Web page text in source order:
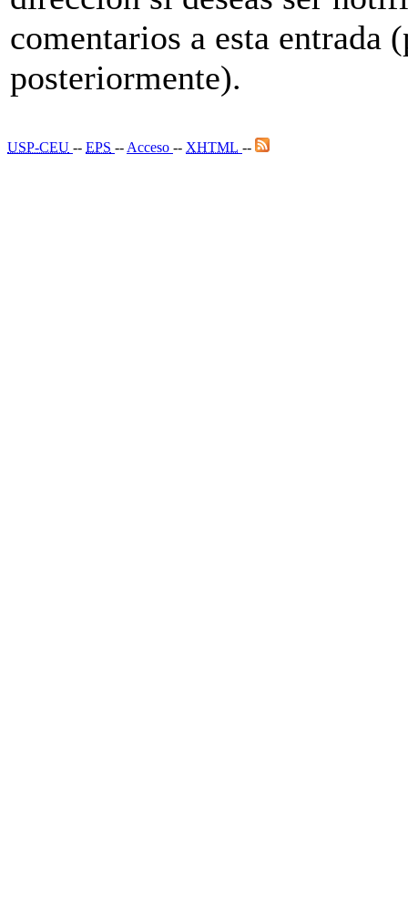
comentarios a esta entrada
posteriormente).
USP-CEU -- EPS -- Acceso -- XHTML --